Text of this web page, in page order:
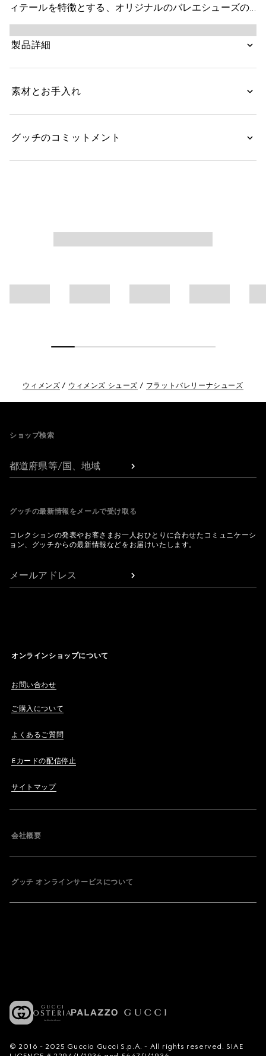
ィテールを特徴とする、オリジナルのバレエシューズの
シルエットにオマージュを捧げています。このスタイル
はGGキャンバスで仕立て、ライトゴールドトーンのホ
ースビットをあしらいました。サケット製法とソフトな
製品詳細
素材とお手入れ
グッチのコミットメント
ウィメンズ ウィメンズ シューズ フラットバレリーナシューズ
ショップ検索
都道府県等/国、地域
グッチの最新情報をメールで受け取る
コレクションの発表やお客さまお一人おひとりに合わせたコミュニケーシ
ョン、グッチからの最新情報などをお届けいたします。
メールアドレス
オンラインショップについて
お問い合わせ
ご購入について
よくあるご質問
Eカードの配信停止
サイトマップ
会社概要
グッチ オンラインサービスについて
© 2016 - 2025 Guccio Gucci S.p.A. - All rights reserved. SIAE